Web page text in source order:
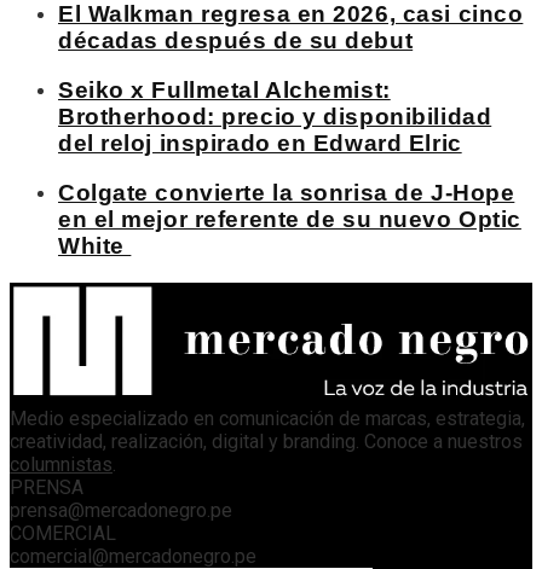
El Walkman regresa en 2026, casi cinco
décadas después de su debut
Seiko x Fullmetal Alchemist:
Brotherhood: precio y disponibilidad
del reloj inspirado en Edward Elric
Colgate convierte la sonrisa de J-Hope
en el mejor referente de su nuevo Optic
White
Medio especializado en comunicación de marcas, estrategia,
creatividad, realización, digital y branding. Conoce a nuestros
columnistas
PRENSA
prensa@mercadonegro.pe
COMERCIAL
comercial@mercadonegro.pe